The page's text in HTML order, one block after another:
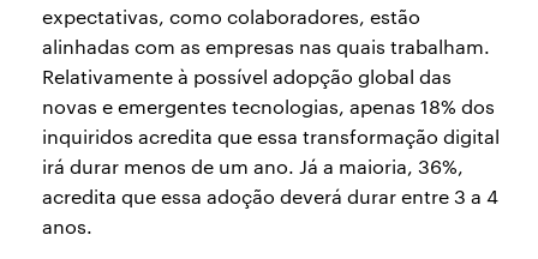
expectativas, como colaboradores, estão
alinhadas com as empresas nas quais trabalham.
Relativamente à possível adopção global das
novas e emergentes tecnologias, apenas 18% dos
inquiridos acredita que essa transformação digital
irá durar menos de um ano. Já a maioria, 36%,
acredita que essa adoção deverá durar entre 3 a 4
anos.